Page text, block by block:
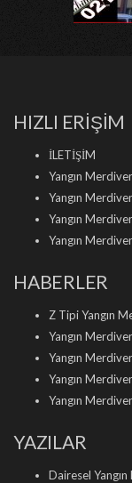
HIZLI ERİŞİM
İLETİŞİM
Yangın
Yangın
Yangın
Yangın
HABERLER
Z Tipi Yangın
Yangın
Yangın
Yangın
Yangın
YAZILAR
Dairesel